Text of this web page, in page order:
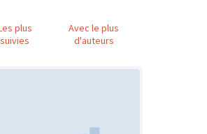
plus
suivies
Avec le plus
d'auteurs